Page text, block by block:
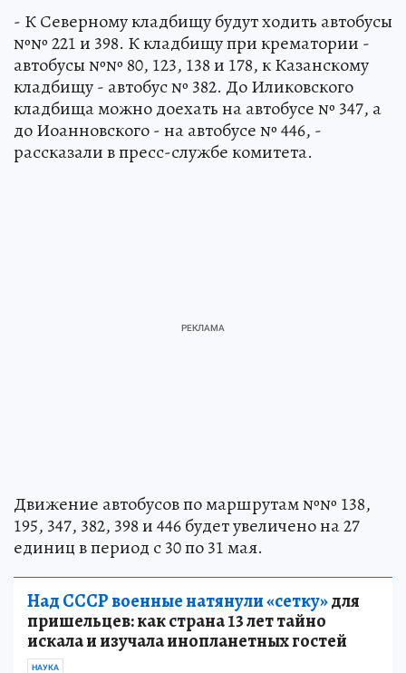
- К Северному кладбищу будут ходить автобусы
№№ 221 и 398. К кладбищу при крематории -
автобусы №№ 80, 123, 138 и 178, к Казанскому
кладбищу - автобус № 382. До Иликовского
кладбища можно доехать на автобусе № 347, а
до Иоанновского - на автобусе № 446, -
рассказали в пресс-службе комитета.
Движение автобусов по маршрутам №№ 138,
195, 347, 382, 398 и 446 будет увеличено на 27
единиц в период с 30 по 31 мая.
Над СССР военные натянули «сетку»для
пришельцев: как страна 13 лет тайно
искала и изучала инопланетных гостей
НАУКА